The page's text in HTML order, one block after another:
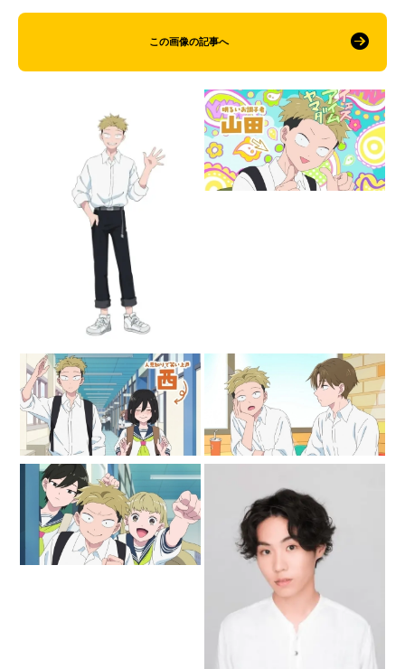
この画像の記事へ